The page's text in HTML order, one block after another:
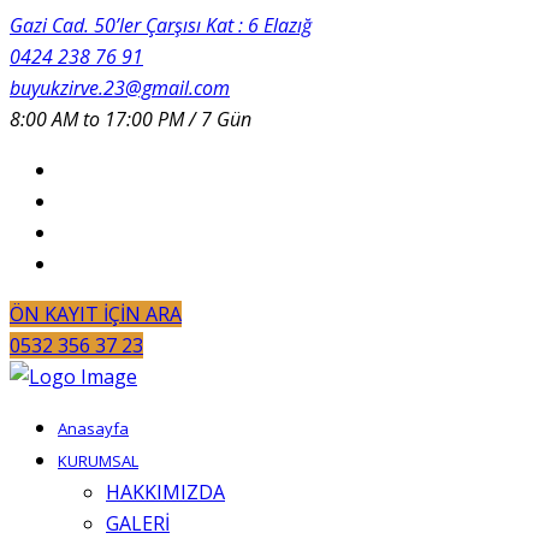
Gazi Cad. 50’ler Çarşısı Kat : 6 Elazığ
0424 238 76 91
buyukzirve.23@gmail.com
8:00 AM to 17:00 PM / 7 Gün
ÖN KAYIT İÇİN ARA
0532 356 37 23
Anasayfa
KURUMSAL
HAKKIMIZDA
GALERİ